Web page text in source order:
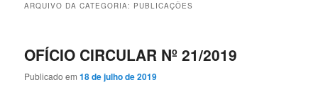
ARQUIVO DA CATEGORIA: PUBLICAÇÕES
OFÍCIO CIRCULAR Nº 21/2019
Publicado em18 de julho de 2019